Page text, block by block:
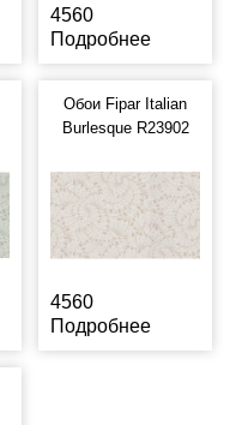
4560
Подробнее
Обои Fipar Italian
Burlesque R23902
4560
Подробнее